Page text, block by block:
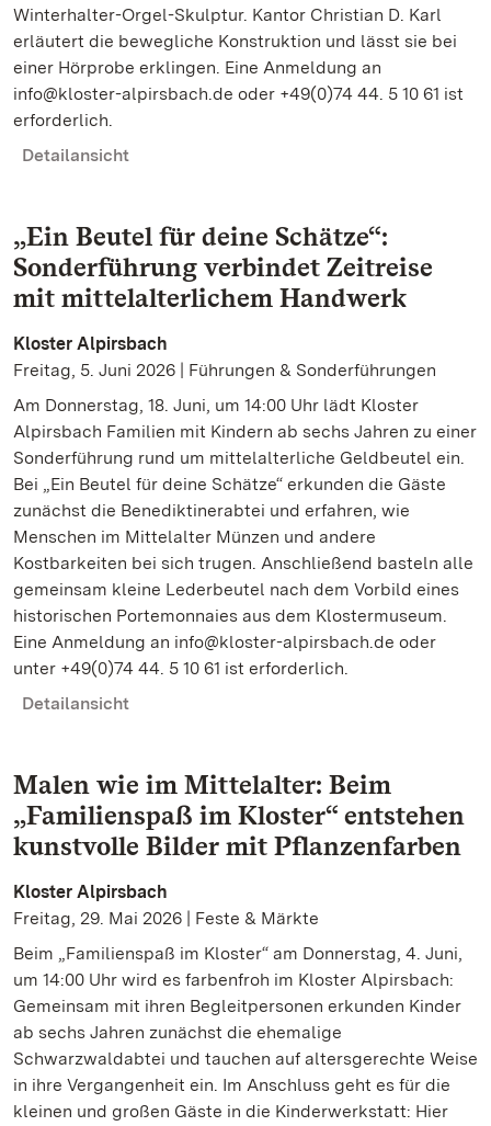
Winterhalter-Orgel-Skulptur. Kantor Christian D. Karl
erläutert die bewegliche Konstruktion und lässt sie bei
einer Hörprobe erklingen. Eine Anmeldung an
info@kloster-alpirsbach.de oder +49(0)74 44. 5 10 61 ist
erforderlich.
Detailansicht
„Ein Beutel für deine Schätze“:
Sonderführung verbindet Zeitreise
mit mittelalterlichem Handwerk
Kloster Alpirsbach
Freitag, 5. Juni 2026 | Führungen & Sonderführungen
Am Donnerstag, 18. Juni, um 14:00 Uhr lädt Kloster
Alpirsbach Familien mit Kindern ab sechs Jahren zu einer
Sonderführung rund um mittelalterliche Geldbeutel ein.
Bei „Ein Beutel für deine Schätze“ erkunden die Gäste
zunächst die Benediktinerabtei und erfahren, wie
Menschen im Mittelalter Münzen und andere
Kostbarkeiten bei sich trugen. Anschließend basteln alle
gemeinsam kleine Lederbeutel nach dem Vorbild eines
historischen Portemonnaies aus dem Klostermuseum.
Eine Anmeldung an info@kloster-alpirsbach.de oder
unter +49(0)74 44. 5 10 61 ist erforderlich.
Detailansicht
Malen wie im Mittelalter: Beim
„Familienspaß im Kloster“ entstehen
kunstvolle Bilder mit Pflanzenfarben
Kloster Alpirsbach
Freitag, 29. Mai 2026 | Feste & Märkte
Beim „Familienspaß im Kloster“ am Donnerstag, 4. Juni,
um 14:00 Uhr wird es farbenfroh im Kloster Alpirsbach:
Gemeinsam mit ihren Begleitpersonen erkunden Kinder
ab sechs Jahren zunächst die ehemalige
Schwarzwaldabtei und tauchen auf altersgerechte Weise
in ihre Vergangenheit ein. Im Anschluss geht es für die
kleinen und großen Gäste in die Kinderwerkstatt: Hier